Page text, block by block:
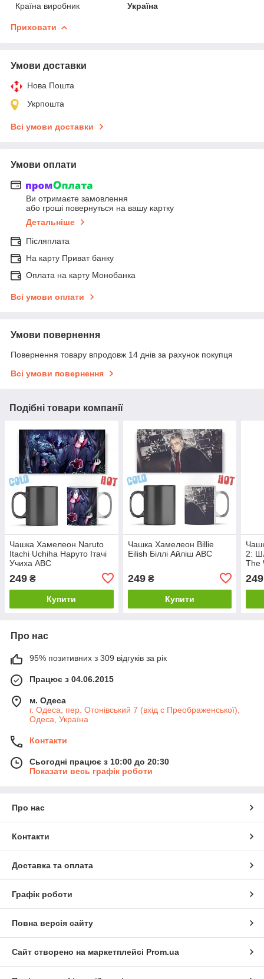
Країна виробник
Україна
Приховати
Умови доставки
Нова Пошта
Укрпошта
Всі умови доставки
Умови оплати
Ви отримаєте замовлення
або гроші повернуться на вашу картку
Детальніше
Післяплата
На карту Приват банку
Оплата на карту Монобанка
Всі умови оплати
Умови повернення
Повернення товару впродовж 14 днів за рахунок покупця
Всі умови повернення
Подібні товари компанії
Чашка Хамелеон Naruto
Itachi Uchiha Наруто Ітачі
Учиха ABC
249 ₴
Купити
Чашка Хамелеон Billie
Eilish Біллі Айліш ABC
249₴
Купити
2:
The
249
Про нас
95% позитивних з 309 відгуків за рік
Працює з 04.06.2015
м. Одеса
г. Одеса, пер. Отонівський 7 (вхід с Преображенської),
Одеса, Україна
Контакти
Сьогодні працює з 10:00 до 20:30
Показати весь графік роботи
Про нас
Контакти
Доставка та оплата
Графік роботи
Повна версія сайту
Сайт створено на маркетплейсі Prom.ua